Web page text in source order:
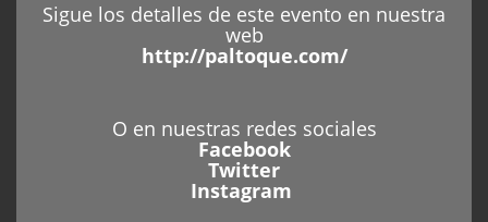
Sigue los detalles de este evento en nuestra
web
http://paltoque.com/
O en nuestras redes sociales
Facebook
Twitter
Instagram